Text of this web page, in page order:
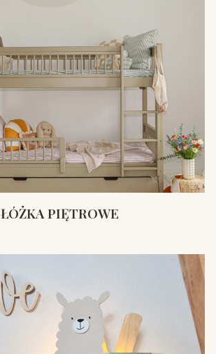
ŁÓŻKA PIĘTROWE